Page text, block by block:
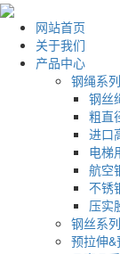
网站首页
关于我们
产品中心
钢绳系列
钢丝
粗直
进口
电梯
航空
不锈
压实
钢丝系列
预拉伸